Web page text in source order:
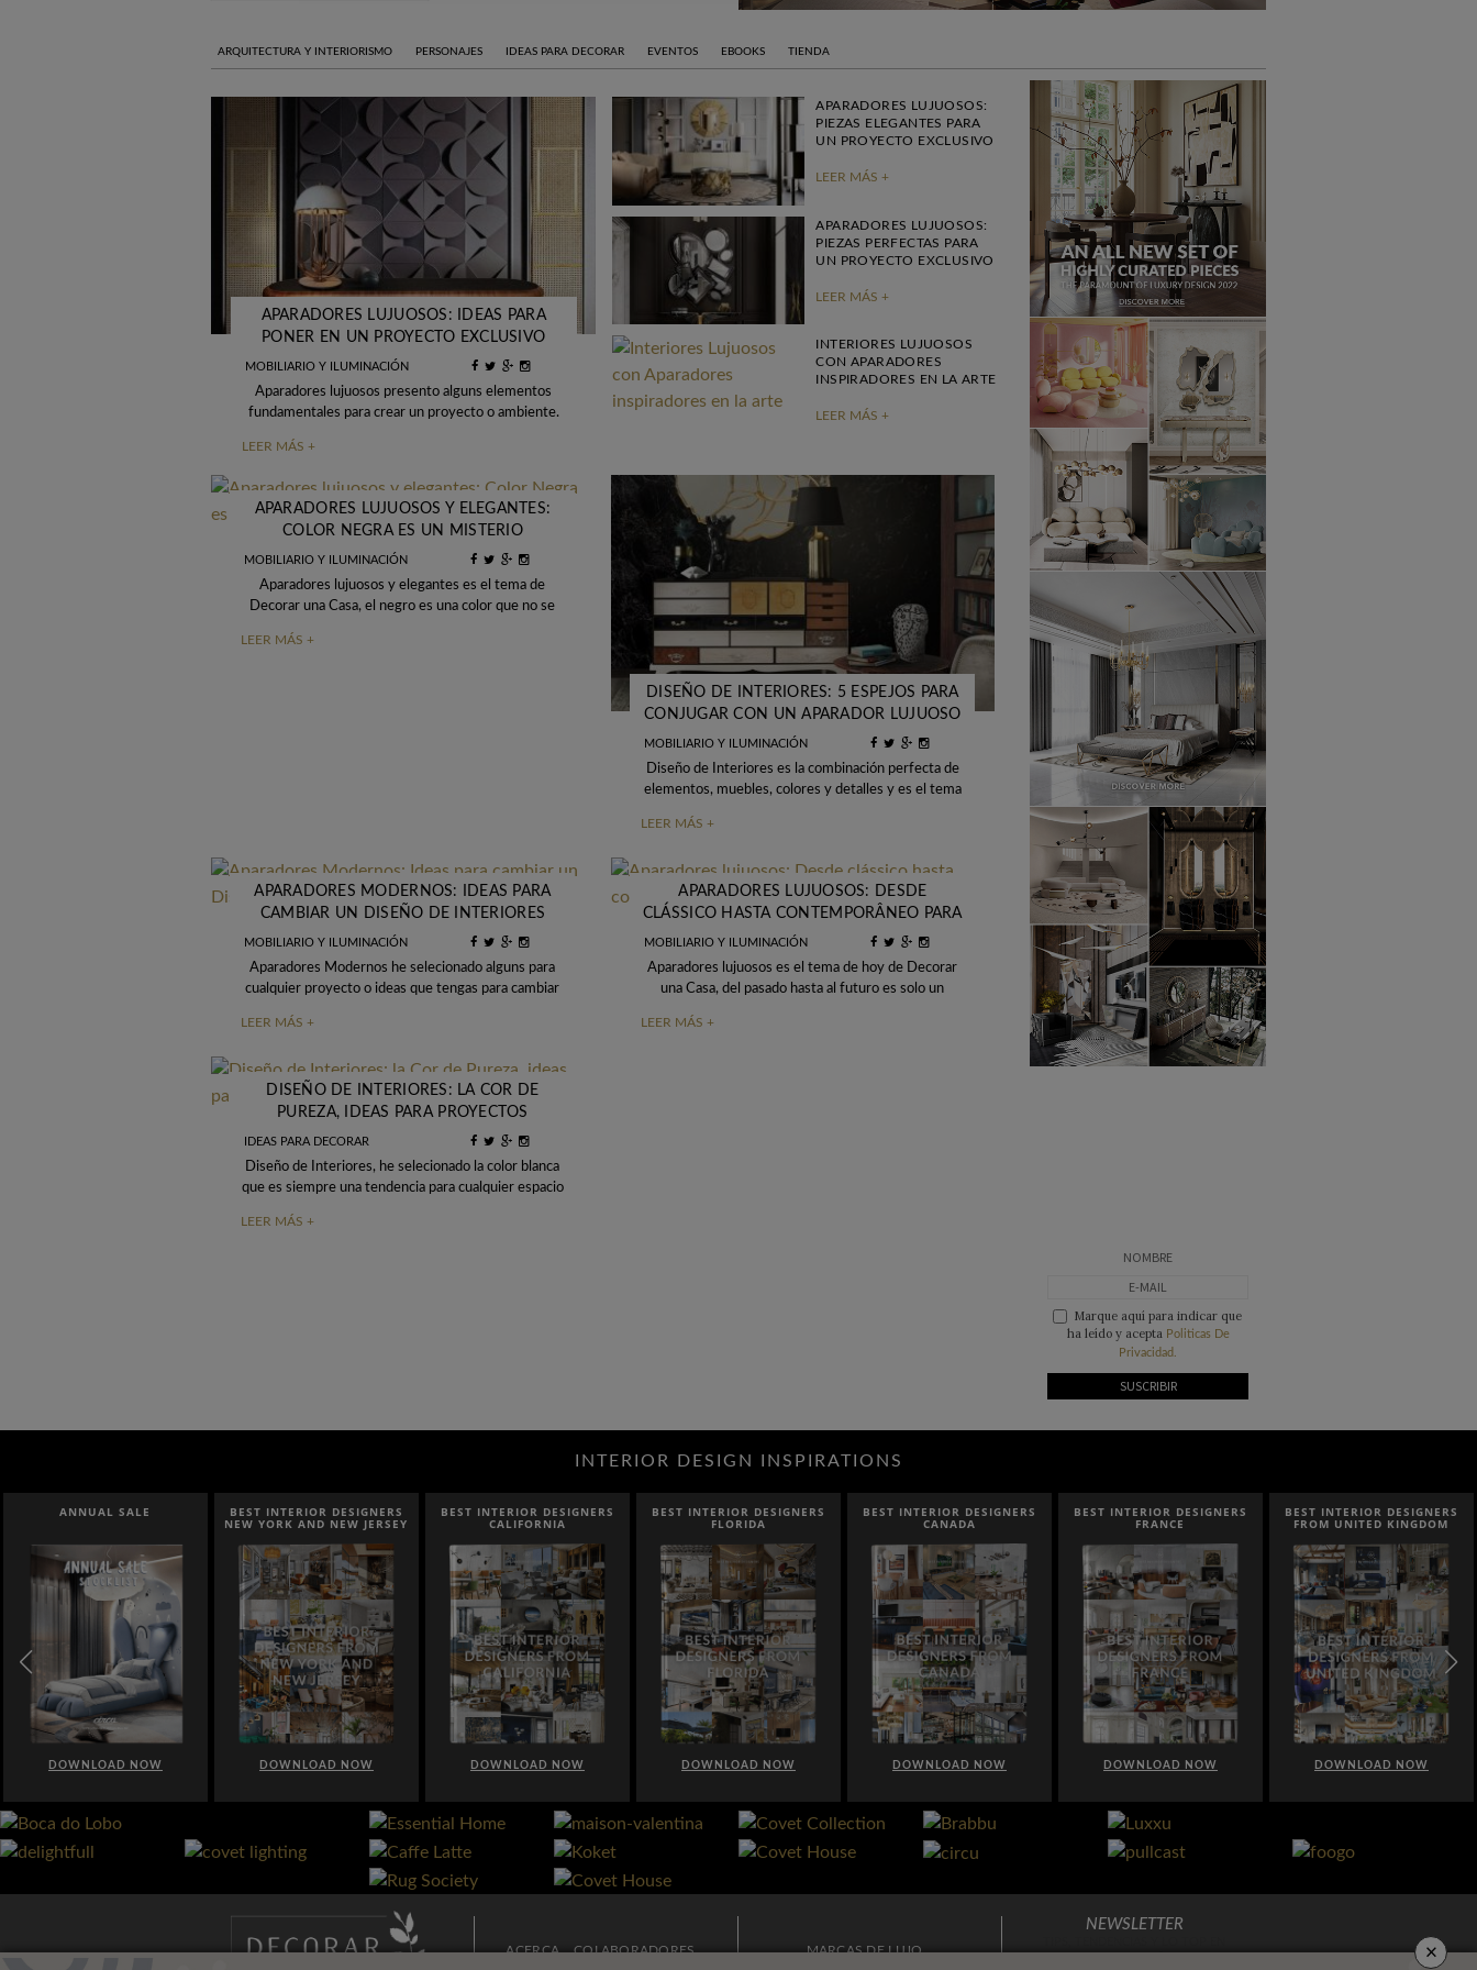
ARQUITECTURA Y INTERIORISMO PERSONAJES IDEAS PARA DECORAR EVENTOS EBOOKS TIENDA
APARADORES LUJUOSOS: IDEAS PARA
PONER EN UN PROYECTO EXCLUSIVO
MOBILIARIO Y ILUMINACIÓN
Aparadores lujuosos presento alguns elementos
fundamentales para crear un proyecto o ambiente.
LEER MÁS +
APARADORES LUJUOSOS:
PIEZAS ELEGANTES PARA
UN PROYECTO EXCLUSIVO
LEER MÁS +
APARADORES LUJUOSOS:
PIEZAS PERFECTAS PARA
UN PROYECTO EXCLUSIVO
LEER MÁS +
INTERIORES LUJUOSOS
CON APARADORES
INSPIRADORES EN LA ARTE
LEER MÁS +
APARADORES LUJUOSOS Y ELEGANTES:
COLOR NEGRA ES UN MISTERIO
MOBILIARIO Y ILUMINACIÓN
Aparadores lujuosos y elegantes es el tema de
Decorar una Casa, el negro es una color que no se
LEER MÁS +
DISEÑO DE INTERIORES: 5 ESPEJOS PARA
CONJUGAR CON UN APARADOR LUJUOSO
MOBILIARIO Y ILUMINACIÓN
Diseño de Interiores es la combinación perfecta de
elementos, muebles, colores y detalles y es el tema
LEER MÁS +
APARADORES MODERNOS: IDEAS PARA
CAMBIAR UN DISEÑO DE INTERIORES
LUJUOSO
MOBILIARIO Y ILUMINACIÓN
Aparadores Modernos he selecionado alguns para
cualquier proyecto o ideas que tengas para cambiar
LEER MÁS +
APARADORES LUJUOSOS: DESDE
CLÁSSICO HASTA CONTEMPORÂNEO PARA
CADA PROYECTO LUJUOSO
MOBILIARIO Y ILUMINACIÓN
Aparadores lujuosos es el tema de hoy de Decorar
una Casa, del pasado hasta al futuro es solo un
LEER MÁS +
DISEÑO DE INTERIORES: LA COR DE
PUREZA, IDEAS PARA PROYECTOS
LUJUOSOS EN BLANCO
IDEAS PARA DECORAR
Diseño de Interiores, he selecionado la color blanca
que es siempre una tendencia para cualquier espacio
LEER MÁS +
Marque aquí para indicar que
ha leído y acepta Politicas De
Privacidad.
INTERIOR DESIGN INSPIRATIONS
BEST INTERIOR DESIGNERS
DOWNLOAD NOW
BEST INTERIOR DESIGNERS
CALIFORNIA
DOWNLOAD NOW
BEST INTERIOR DESIGNERS
FLORIDA
DOWNLOAD NOW
BEST INTERIOR DESIGNERS
CANADA
DOWNLOAD NOW
BEST INTERIOR DESIGNERS
FRANCE
DOWNLOAD NOW
BEST INTERIOR DESIGNERS
FROM UNITED KINGDOM
DOWNLOAD NOW
BEST INTERIOR DESIGNERS
ITALY
DOWNLOAD NOW
ACERCA
COLABORADORES
MARCAS DE LUJO
NEWSLETTER
×